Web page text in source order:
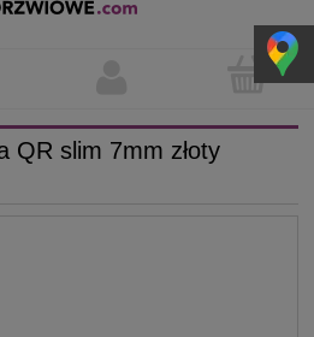
QR slim 7mm złoty